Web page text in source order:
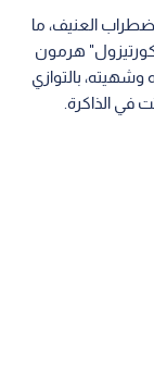
بالاضطراب العنيف، ما
هرمون
وشهيته، بالتوازي
الذاكرة.